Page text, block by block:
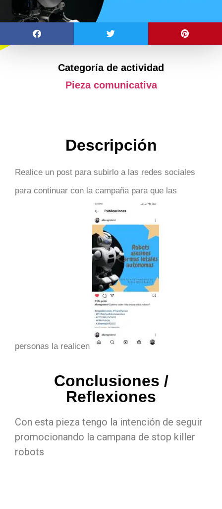
Categoría de actividad
Pieza comunicativa
Descripción
Realice un post para subirlo a las redes sociales
para continuar con la campaña para que las
personas la realicen
Conclusiones /
Reflexiones
Con esta pieza tengo la intención de seguir
promocionando la campana de stop killer
robots